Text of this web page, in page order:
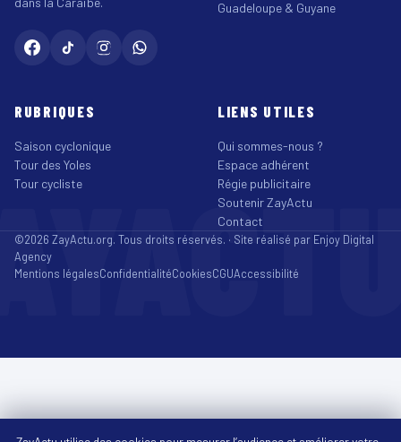
Guadeloupe & Guyane
RUBRIQUES
Saison cyclonique
Tour des Yoles
Tour cycliste
LIENS UTILES
Qui sommes-nous ?
Espace adhérent
Régie publicitaire
Soutenir ZayActu
Contact
©2026 ZayActu.org. Tous droits réservés. · Site réalisé par Enjoy Digital
Agency
Mentions légalesConfidentialitéCookiesCGUAccessibilité